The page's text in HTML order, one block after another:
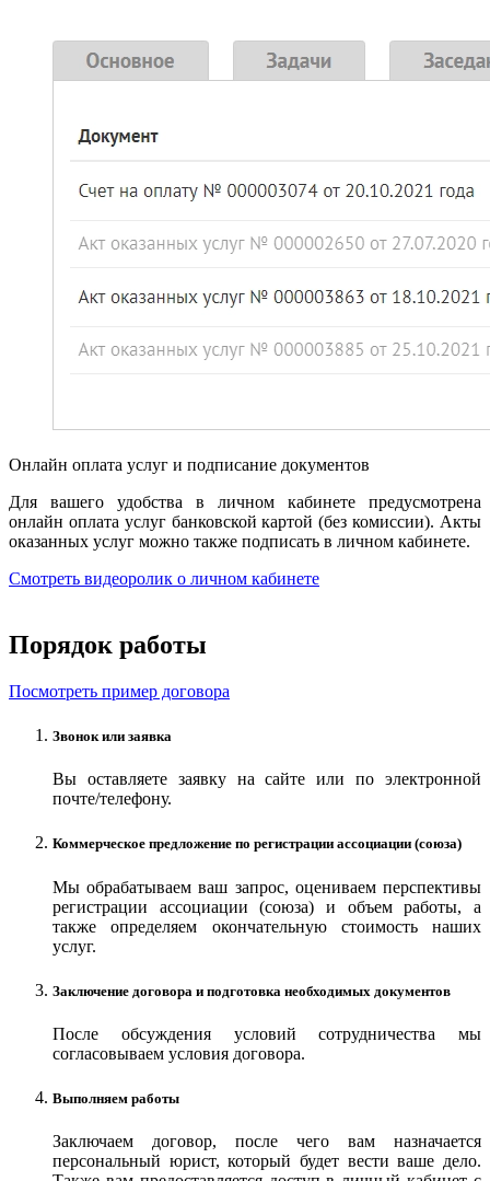
Онлайн оплата услуг и подписание документов
Для вашего удобства в личном кабинете предусмотрена
онлайн оплата услуг банковской картой (без комиссии). Акты
оказанных услуг можно также подписать в личном кабинете.
Смотреть видеоролик о личном кабинете
Порядок работы
Посмотреть пример договора
Звонок или заявка
Вы оставляете заявку на сайте или по электронной
почте/телефону.
Коммерческое предложение по регистрации ассоциации (союза)
Мы обрабатываем ваш запрос, оцениваем перспективы
регистрации ассоциации (союза) и объем работы, а
также определяем окончательную стоимость наших
услуг.
Заключение договора и подготовка необходимых документов
После обсуждения условий сотрудничества мы
согласовываем условия договора.
Выполняем работы
Заключаем договор, после чего вам назначается
персональный юрист, который будет вести ваше дело.